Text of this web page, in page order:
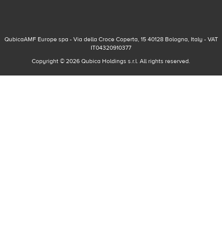
QubicaAMF Europe spa - Via della Croce Coperta, 15 40128 Bologna, Italy - VAT
IT04320910377
Copyright © 2026 Qubica Holdings s.r.l. All rights reserved.